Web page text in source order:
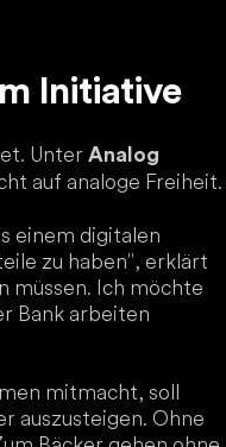
Initiative
Unter Analog
auf analoge Freiheit.
einem digitalen
zu haben", erklärt
müssen. Ich möchte
Bank arbeiten
mitmacht, soll
auszusteigen. Ohne